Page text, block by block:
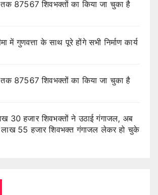
87567 शिवभक्तों का किया जा चुका है
में गुणवत्ता के साथ पूरे होंगे सभी निर्माण कार्य
87567 शिवभक्तों का किया जा चुका है
30 हजार शिवभक्तों ने उठाई गंगाजल, अब
55 हजार शिवभक्त गंगाजल लेकर हो चुके